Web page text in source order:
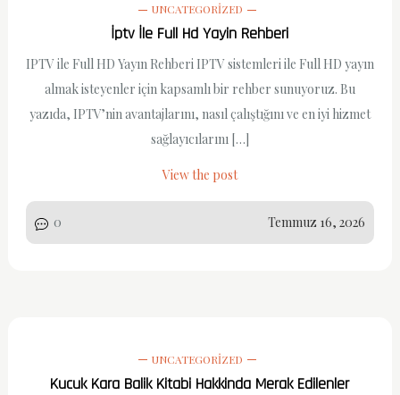
UNCATEGORIZED
İptv İle Full Hd Yayin Rehberi
IPTV ile Full HD Yayın Rehberi IPTV sistemleri ile Full HD yayın
almak isteyenler için kapsamlı bir rehber sunuyoruz. Bu
yazıda, IPTV’nin avantajlarını, nasıl çalıştığını ve en iyi hizmet
sağlayıcılarını […]
View the post
0 Temmuz 16, 2026
UNCATEGORIZED
Kucuk Kara Balik Kitabi Hakkinda Merak Edilenler